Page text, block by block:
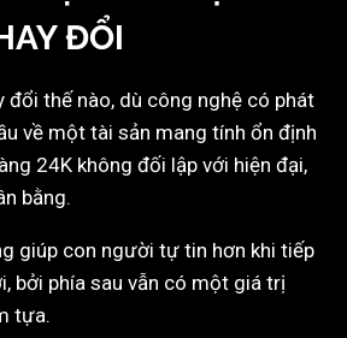
ĐỔI
đổi thế nào, dù công nghệ có phát
về một tài sản mang tính ổn định
24K không đối lập với hiện đại,
bằng.
giúp con người tự tin hơn khi tiếp
bởi phía sau vẫn có một giá trị
tựa.